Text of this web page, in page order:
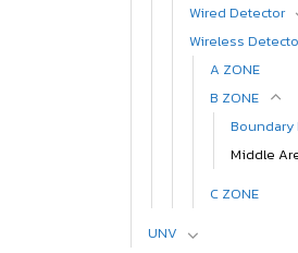
Wired Detector
Wireless
A ZONE
B ZONE
Boundary
Middle
C ZONE
UNV